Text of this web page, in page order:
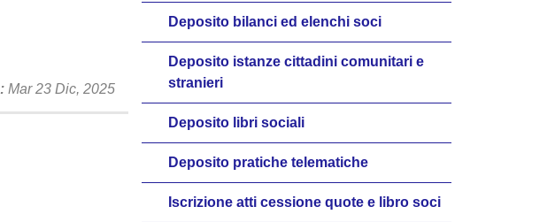
Mar 23 Dic, 2025
Deposito bilanci ed elenchi soci
Deposito istanze cittadini comunitari e
stranieri
Deposito libri sociali
Deposito pratiche telematiche
Iscrizione atti cessione quote e libro soci